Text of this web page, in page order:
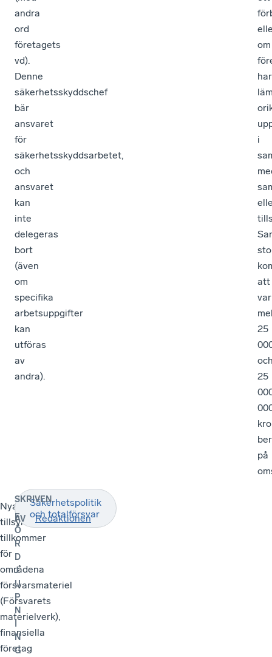
andra
ord
företagets
vd).
Denne
säkerhetsskyddschef
bär
ansvaret
för
säkerhetsskyddsarbetet,
och
ansvaret
kan
inte
delegeras
bort
(även
om
specifika
arbetsuppgifter
kan
utföras
av
andra).
om
har
i
att
25
25
på
Nya
tillsynsmyndigheter
tillkommer
för
områdena
försvarsmateriel
(Försvarets
materielverk),
finansiella
företag
Säkerhetspolitik
och totalförsvar
SKRIVEN
AV
Redaktionen
F
Ö
R
D
J
U
P
N
N
G